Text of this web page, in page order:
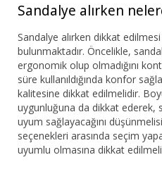
Sandalye alırken
Sandalye alırken dikkat
bulunmaktadır. Öncelikle,
ergonomik olup olmadığını
süre kullanıldığında konfor
kalitesine dikkat edilmelidir.
uygunluğuna da dikkat ederek,
uyum sağlayacağını
seçenekleri arasında seçim
uyumlu olmasına dikkat